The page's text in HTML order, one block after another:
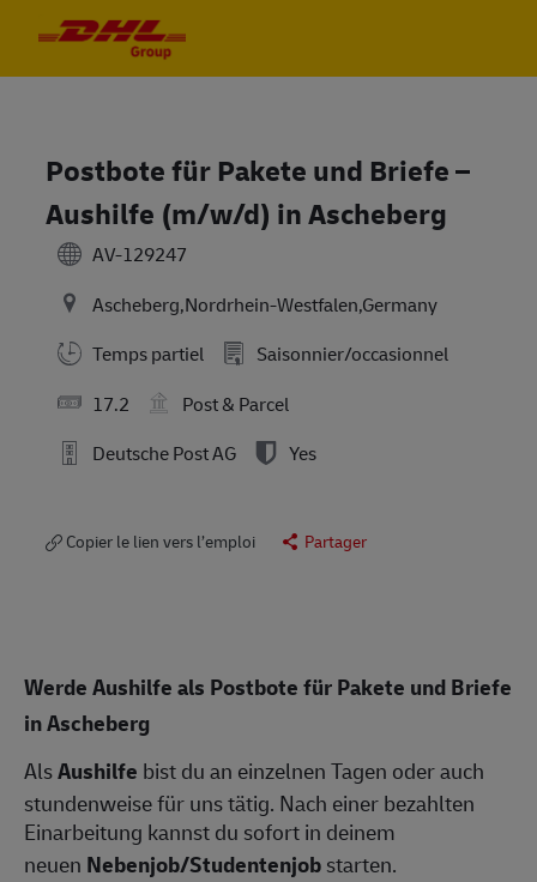
Postbote für Pakete und Briefe –
Aushilfe (m/w/d) in Ascheberg
AV-129247
Ascheberg,Nordrhein-Westfalen,Germany
Temps partiel
Saisonnier/occasionnel
17.2
Post & Parcel
Deutsche Post AG
Yes
Copier le lien vers l’emploi Partager
Werde Aushilfe als Postbote für Pakete und Briefe
in Ascheberg
AlsAushilfe bist du an einzelnen Tagen oder auch
stundenweise für uns tätig. Nach einer bezahlten
Einarbeitung kannst du sofort in deinem
neuen Nebenjob/Studentenjobstarten.